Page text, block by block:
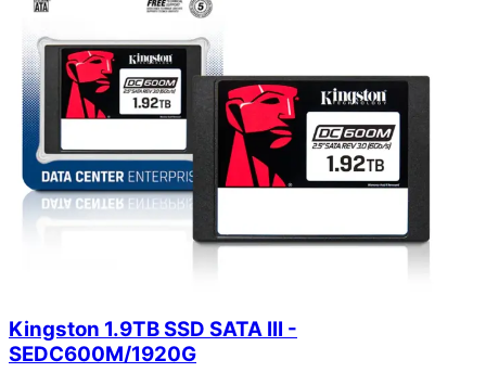
Kingston 1.9TB SSD SATA III -
SEDC600M/1920G